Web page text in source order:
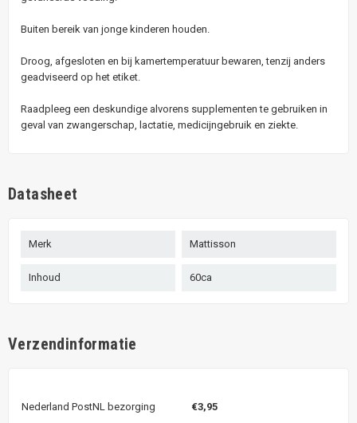
Buiten bereik van jonge kinderen houden.
Droog, afgesloten en bij kamertemperatuur bewaren, tenzij anders
geadviseerd op het etiket.
Raadpleeg een deskundige alvorens supplementen te gebruiken in
geval van zwangerschap, lactatie, medicijngebruik en ziekte.
Datasheet
Merk Mattisson
Inhoud 60ca
Verzendinformatie
Nederland PostNL bezorging €3,95